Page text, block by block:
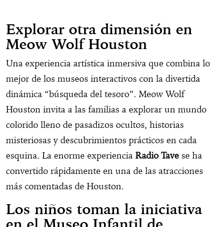
Explorar otra dimensión en
Meow Wolf Houston
Una experiencia artística inmersiva que combina lo
mejor de los museos interactivos con la divertida
dinámica “búsqueda del tesoro”. Meow Wolf
Houston invita a las familias a explorar un mundo
colorido lleno de pasadizos ocultos, historias
misteriosas y descubrimientos prácticos en cada
esquina. La enorme experiencia Radio Tave se ha
convertido rápidamente en una de las atracciones
más comentadas de Houston.
Los niños toman la iniciativa